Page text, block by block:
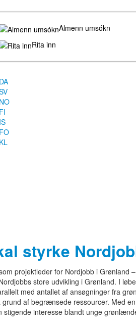
Almenn umsókn
Rita inn
DA
NO
FI
IS
FO
KL
styrke
projektleder for Nordjobb i Grønland
store udvikling i Grønland. I
med antallet af ansøgninger fra
af begrænsede ressourcer. Med
interesse blandt unge